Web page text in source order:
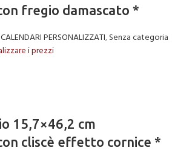
fregio damascato *
CALENDARI PERSONALIZZATI,Senza categoria
i prezzi
15,7×46,2 cm
cliscè effetto cornice *